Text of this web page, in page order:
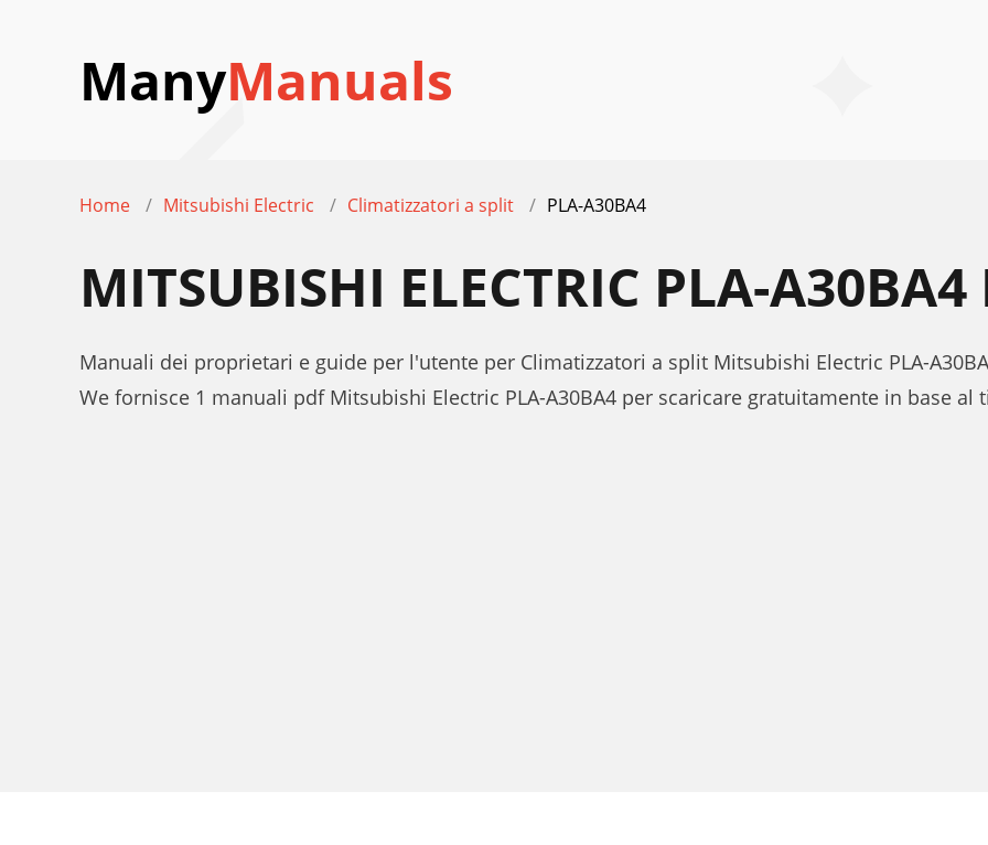
ManyManuals
Home Mitsubishi Electric Climatizzatori a split PLA-A30BA4
MITSUBISHI ELECTRIC PLA-
Manuali dei proprietari e guide per l'utente per Climatizzatori a split Mitsubishi Electric PLA-
We fornisce 1 manuali pdf Mitsubishi Electric PLA-A30BA4 per scaricare gratuitamente in base